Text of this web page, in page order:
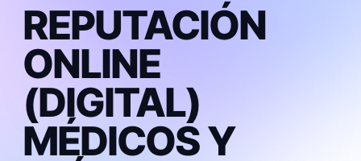
REPUTACIÓN
ONLINE
(DIGITAL)
MÉDICOS Y